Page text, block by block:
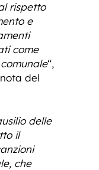
rispetto
e
come
“,
del
delle
il
che